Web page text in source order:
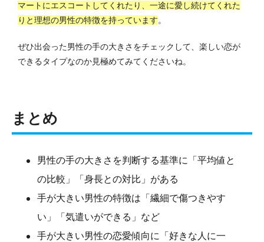
マートにエスコートしてくれたり、一途に愛し続けてくれた
りと理想の男性の特徴を持っています。
ぜひ出会った男性の手の大きさをチェックして、楽しい恋が
できるタイプなのか見極めてみてくださいね。
まとめ
男性の手の大きさを判断する基準に「平均値と
の比較」「身長との対比」がある
手が大きい男性の特徴は「繊細で傷つきやす
い」「気遣いができる」など
手が大きい男性の恋愛傾向に「好きな人に一